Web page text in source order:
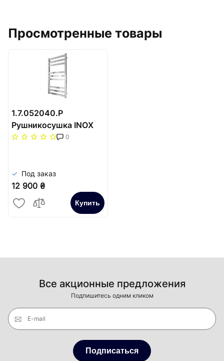
Просмотренные товары
1.7.052040.P
Рушникосушка INOX
Чикаго 770х430/400
0
Под заказ
12 900 ₴
Купить
Все акционные предложения
Подпишитесь одним кликом
E-mail
Подписаться